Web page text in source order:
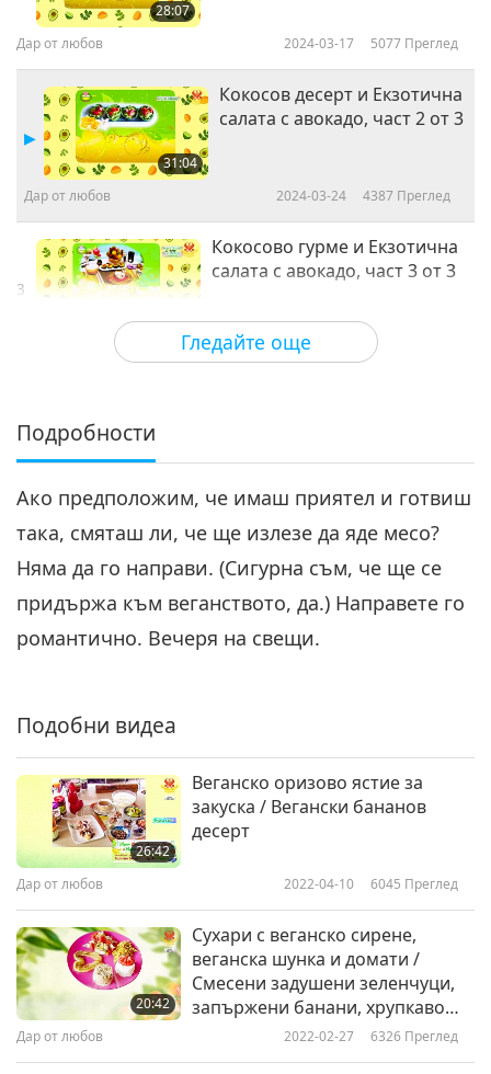
Гледайте още
28:07
Дар от любов 2024-03-17 5077 Преглед
31:04
Кокосов десерт и Екзотична
салата с авокадо, част 2 от 3
Дар от любов 2024-03-24 4387 Преглед
3
Кокосово гурме и Екзотична
салата с авокадо, част 3 от 3
2024-03-31 4419
Подробности
Ако предположим, че имаш приятел и готвиш
така, смяташ ли, че ще излезе да яде месо?
Няма да го направи. (Сигурна съм, че ще се
придържа към веганството, да.) Направете го
романтично. Вечеря на свещи.
Подобни видеа
26:42
Веганско оризово ястие за
закуска / Вегански бананов
десерт
Дар от любов 2022-04-10 6045 Преглед
20:42
Сухари с веганско сирене,
веганска шунка и домати /
Смесени задушени зеленчуци,
запържени банани, хрупкаво
тофу, част 1 от 2
Дар от любов 2022-02-27 6326 Преглед